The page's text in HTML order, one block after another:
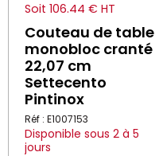
Soit 106.44 € HT
Couteau de table
monobloc cranté
22,07 cm
Settecento
Pintinox
Réf : E1007153
Disponible sous 2 à 5
jours